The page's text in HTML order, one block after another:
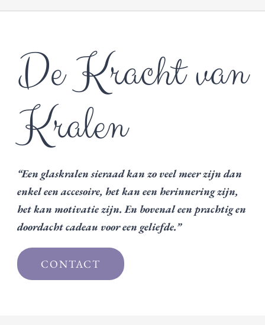
De Kracht van
Kralen
“Een glaskralen sieraad kan zo veel meer zijn dan
enkel een accesoire, het kan een herinnering zijn,
het kan motivatie zijn. En bovenal een prachtig en
doordacht cadeau voor een geliefde.”
CONTACT